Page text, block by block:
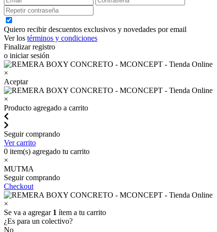
Quiero recibir descuentos exclusivos y novedades por email
Ver los términos y condiciones
Finalizar registro
o iniciar sesión
×
Aceptar
×
Producto agregado a carrito
Seguir comprando
Ver carrito
0 item(s) agregado tu carrito
×
MUTMA
Seguir comprando
Checkout
×
Se va a agregar 1 ítem a tu carrito
¿Es para un colectivo?
No